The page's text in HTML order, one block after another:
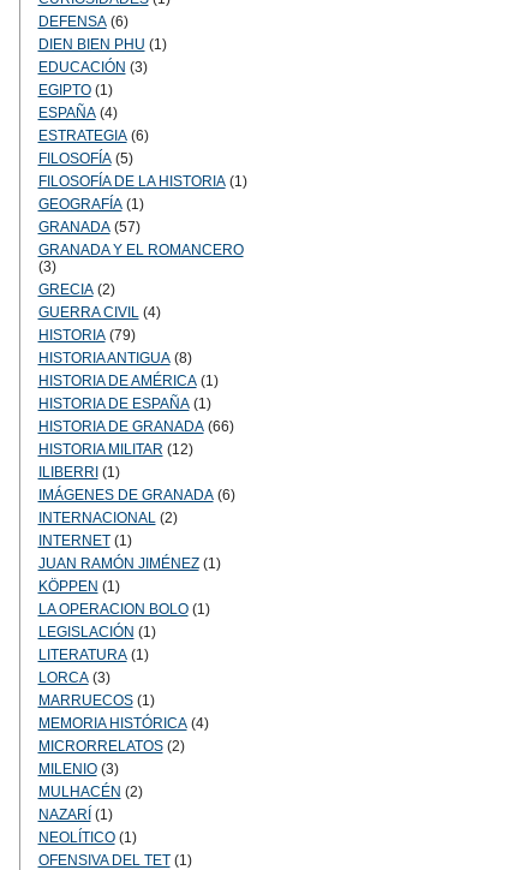
DEFENSA (6)
DIEN BIEN PHU (1)
EDUCACIÓN (3)
EGIPTO (1)
ESPAÑA (4)
ESTRATEGIA (6)
FILOSOFÍA (5)
FILOSOFÍA DE LA HISTORIA (1)
GEOGRAFÍA (1)
GRANADA (57)
GRANADA Y EL ROMANCERO
(3)
GRECIA (2)
GUERRA CIVIL (4)
HISTORIA (79)
HISTORIA ANTIGUA (8)
HISTORIA DE AMÉRICA (1)
HISTORIA DE ESPAÑA (1)
HISTORIA DE GRANADA (66)
HISTORIA MILITAR (12)
ILIBERRI (1)
IMÁGENES DE GRANADA (6)
INTERNACIONAL (2)
INTERNET (1)
JUAN RAMÓN JIMÉNEZ (1)
KÖPPEN (1)
LA OPERACION BOLO (1)
LEGISLACIÓN (1)
LITERATURA (1)
LORCA (3)
MARRUECOS (1)
MEMORIA HISTÓRICA (4)
MICRORRELATOS (2)
MILENIO (3)
MULHACÉN (2)
NAZARÍ (1)
NEOLÍTICO (1)
OFENSIVA DEL TET (1)